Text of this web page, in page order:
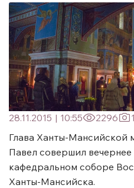
28.11.2015 | 10:55 2296
Глава Ханты-Мансийской
Павел совершил вечернее
кафедральном соборе
Ханты-Мансийска.